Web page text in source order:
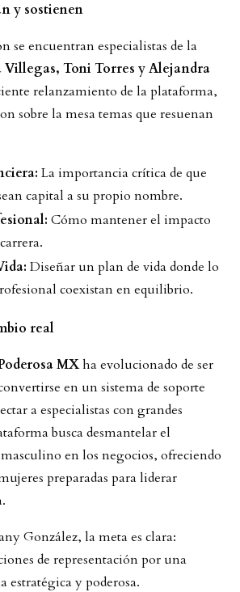
y sostienen
se encuentran especialistas de la
Villegas, Toni Torres y Alejandra
relanzamiento de la plataforma,
sobre la mesa temas que resuenan
La importancia crítica de que
capital a su propio nombre.
Cómo mantener el impacto
Diseñar un plan de vida donde lo
coexistan en equilibrio.
real
MXha evolucionado de ser
en un sistema de soporte
a especialistas con grandes
busca desmantelar el
en los negocios, ofreciendo
preparadas para liderar
González, la meta es clara:
de representación por una
estratégica y poderosa.